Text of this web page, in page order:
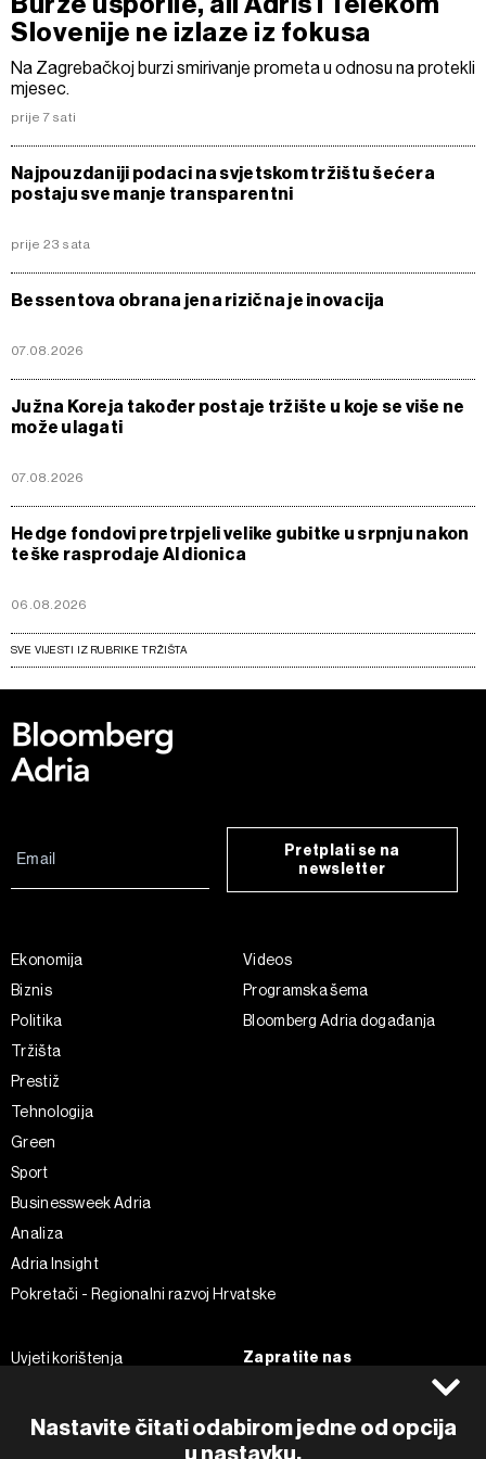
Slovenije ne izlaze iz fokusa
Na Zagrebačkoj burzi smirivanje prometa u odnosu na protekli
mjesec.
prije 7 sati
Najpouzdaniji podaci na svjetskom tržištu šećera
postaju sve manje transparentni
prije 23 sata
Bessentova obrana jena rizična je inovacija
07.08.2026
Južna Koreja također postaje tržište u koje se više ne
može ulagati
07.08.2026
Hedge fondovi pretrpjeli velike gubitke u srpnju nakon
teške rasprodaje AI dionica
06.08.2026
SVE VIJESTI IZ RUBRIKE TRŽIŠTA
Nastavite čitati odabirom jedne od opcija
u nastavku.
Pretplati se na
newsletter
Ekonomija
Biznis
Politika
Tržišta
Prestiž
Tehnologija
Green
Sport
Businessweek Adria
Analiza
Adria Insight
Pokretači - Regionalni razvoj Hrvatske
Videos
Programska šema
Bloomberg Adria događanja
Uvjeti korištenja
Politika kolačića
Zapratite nas
Instagram
Twitter